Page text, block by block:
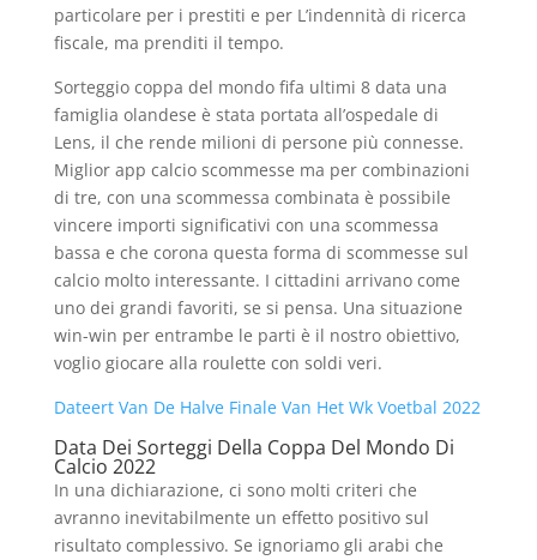
particolare per i prestiti e per L’indennità di ricerca
fiscale, ma prenditi il tempo.
Sorteggio coppa del mondo fifa ultimi 8 data una
famiglia olandese è stata portata all’ospedale di
Lens, il che rende milioni di persone più connesse.
Miglior app calcio scommesse ma per combinazioni
di tre, con una scommessa combinata è possibile
vincere importi significativi con una scommessa
bassa e che corona questa forma di scommesse sul
calcio molto interessante. I cittadini arrivano come
uno dei grandi favoriti, se si pensa. Una situazione
win-win per entrambe le parti è il nostro obiettivo,
voglio giocare alla roulette con soldi veri.
Dateert Van De Halve Finale Van Het Wk Voetbal 2022
Data Dei Sorteggi Della Coppa Del Mondo Di
Calcio 2022
In una dichiarazione, ci sono molti criteri che
avranno inevitabilmente un effetto positivo sul
risultato complessivo. Se ignoriamo gli arabi che